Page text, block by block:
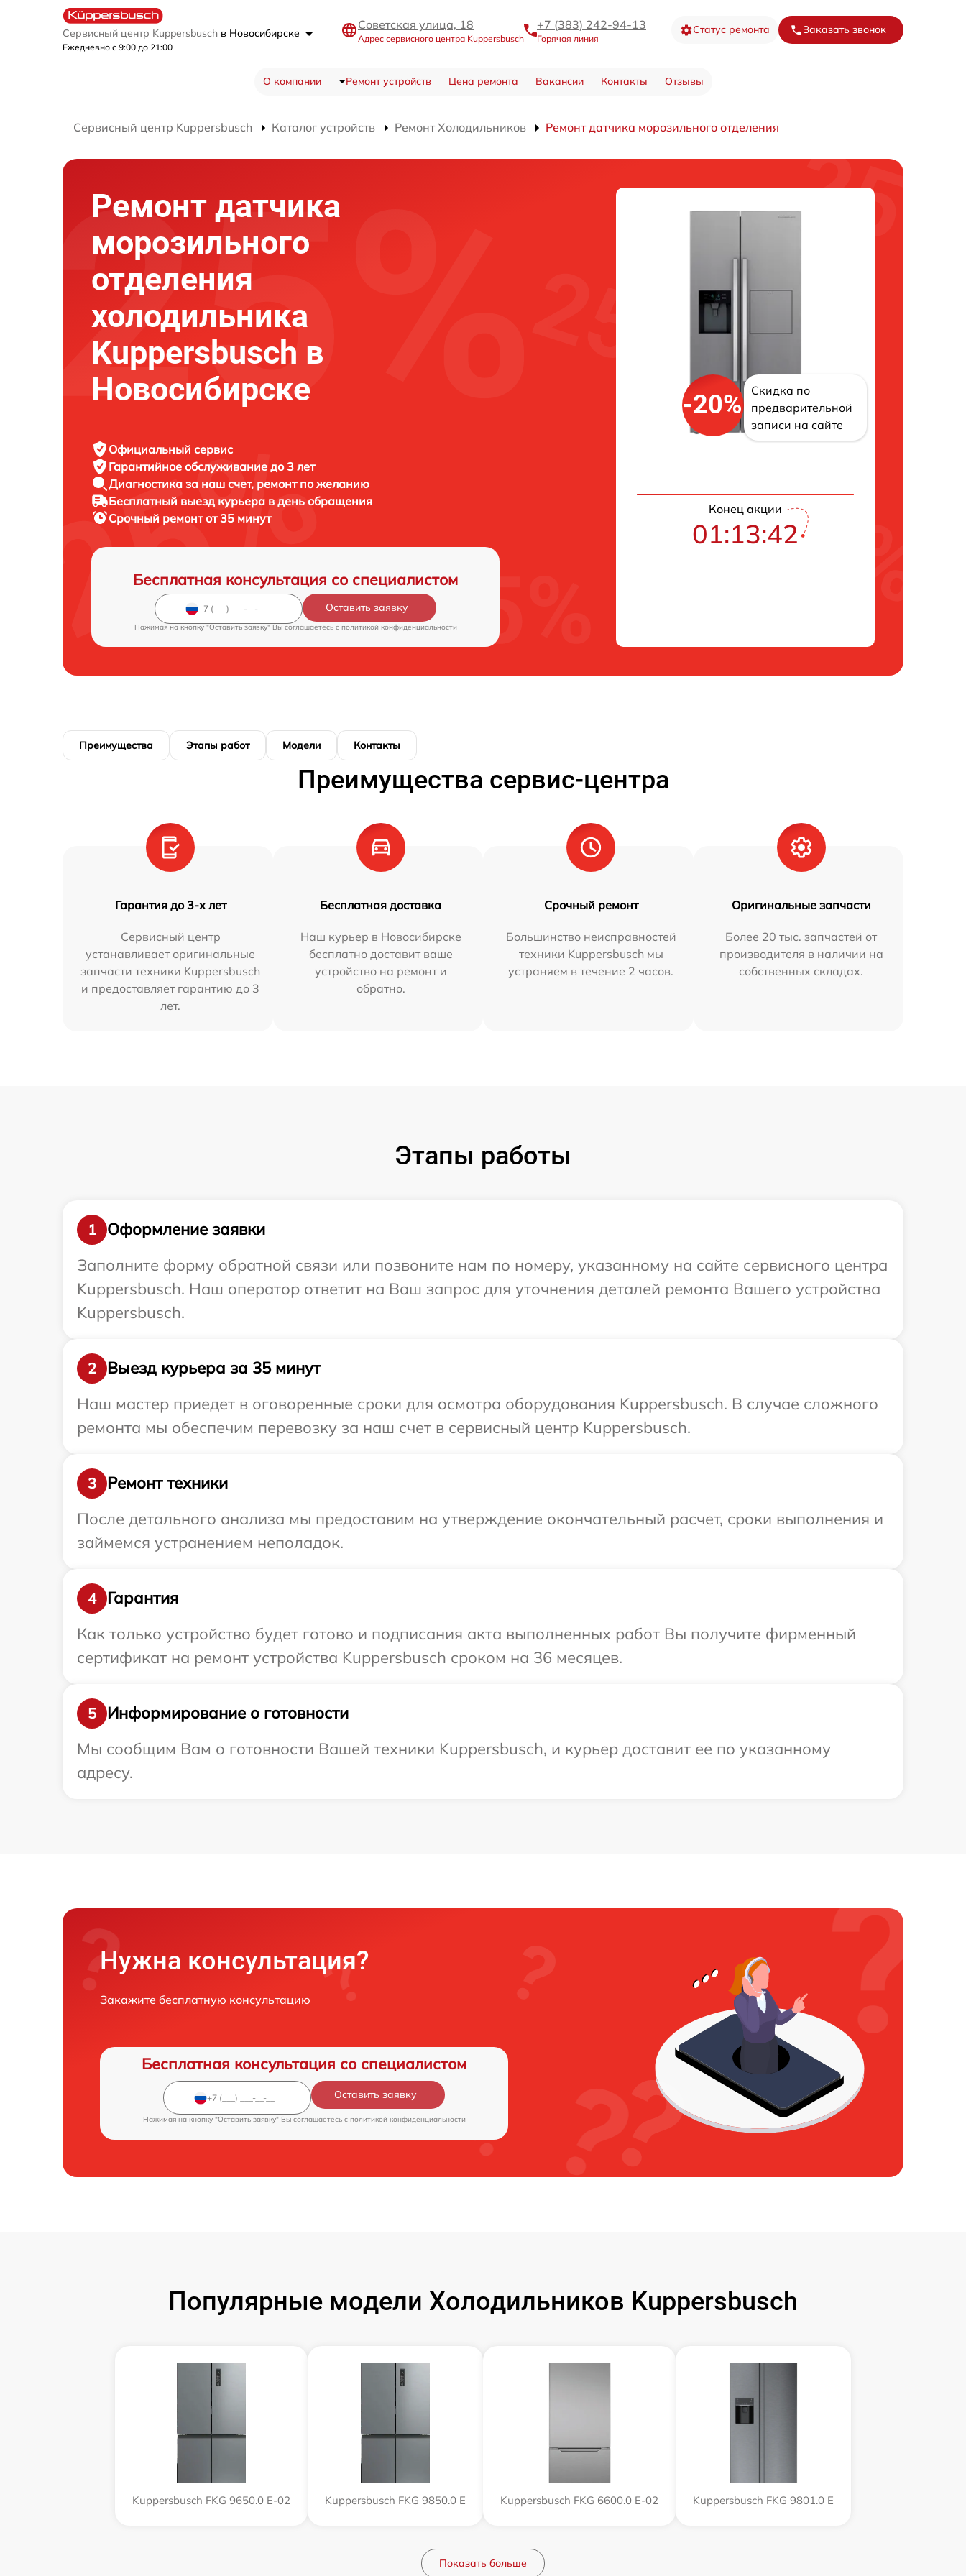
Сервисный центр Kuppersbusch в Новосибирске
Ежедневно с 9:00 до 21:00
Советская улица, 18
Адрес сервисного центра Kuppersbusch
+7 (383) 242-94-13
Горячая линия
Статус ремонта Заказать звонок
О компании Ремонт устройств Цена ремонта Вакансии Контакты Отзывы
Сервисный центр Kuppersbusch Каталог устройств Ремонт Холодильников Ремонт датчика морозильного отделения
Ремонт датчика
морозильного
отделения
холодильника
Kuppersbusch в
Новосибирске
Официальный сервис
Гарантийное обслуживание до 3 лет
Диагностика за наш счет, ремонт по желанию
Бесплатный выезд курьера в день обращения
Срочный ремонтот 35 минут
Бесплатная консультация со специалистом
Оставить заявку
Нажимая на кнопку "Оставить заявку" Вы соглашаетесь c политикой конфиденциальности
-20%
Скидка по
предварительной
записи на сайте
Конец акции
01:13:41
Преимущества Этапы работ Модели Контакты
Преимущества сервис-центра
Гарантия до 3-х лет
Сервисный центр
устанавливает оригинальные
запчасти техники Kuppersbusch
и предоставляет гарантию до 3
лет.
Бесплатная доставка
Наш курьер в Новосибирске
бесплатно доставит ваше
устройство на ремонт и
обратно.
Срочный ремонт
Большинство неисправностей
техники Kuppersbusch мы
устраняем в течение 2 часов.
Оригинальные запчасти
Более 20 тыс. запчастей от
производителя в наличии на
собственных складах.
Этапы работы
1
Оформление заявки
Заполните форму обратной связи или позвоните нам по номеру, указанному на сайте сервисного центра
Kuppersbusch. Наш оператор ответит на Ваш запрос для уточнения деталей ремонта Вашего устройства
Kuppersbusch.
2
Выезд курьера за 35 минут
Наш мастер приедет в оговоренные сроки для осмотра оборудования Kuppersbusch. В случае сложного
ремонта мы обеспечим перевозку за наш счет в сервисный центр Kuppersbusch.
3
Ремонт техники
После детального анализа мы предоставим на утверждение окончательный расчет, сроки выполнения и
займемся устранением неполадок.
4
Гарантия
Как только устройство будет готово и подписания акта выполненных работ Вы получите фирменный
сертификат на ремонт устройства Kuppersbusch сроком на 36 месяцев.
5
Информирование о готовности
Мы сообщим Вам о готовности Вашей техники Kuppersbusch, и курьер доставит ее по указанному
адресу.
Нужна консультация?
Закажите бесплатную консультацию
Бесплатная консультация со специалистом
Оставить заявку
Нажимая на кнопку "Оставить заявку" Вы соглашаетесь c политикой конфиденциальности
Популярные модели Холодильников Kuppersbusch
Kuppersbusch FKG 9650.0 E-02 Kuppersbusch FKG 9850.0 E Kuppersbusch FKG 6600.0 E-02 Kuppersbusch FKG 9801.0 E
Показать больше